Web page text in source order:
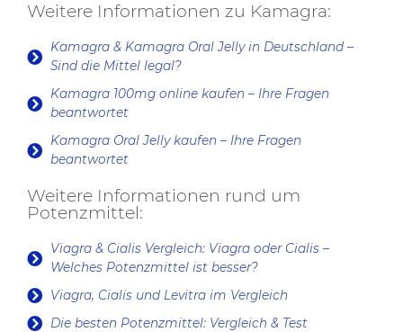
Weitere Informationen zu Kamagra:
Kamagra & Kamagra Oral Jelly in Deutschland –
Sind die Mittel legal?
Kamagra 100mg online kaufen – Ihre Fragen
beantwortet
Kamagra Oral Jelly kaufen – Ihre Fragen
beantwortet
Weitere Informationen rund um
Potenzmittel:
Viagra & Cialis Vergleich: Viagra oder Cialis –
Welches Potenzmittel ist besser?
Viagra, Cialis und Levitra im Vergleich
Die besten Potenzmittel: Vergleich & Test